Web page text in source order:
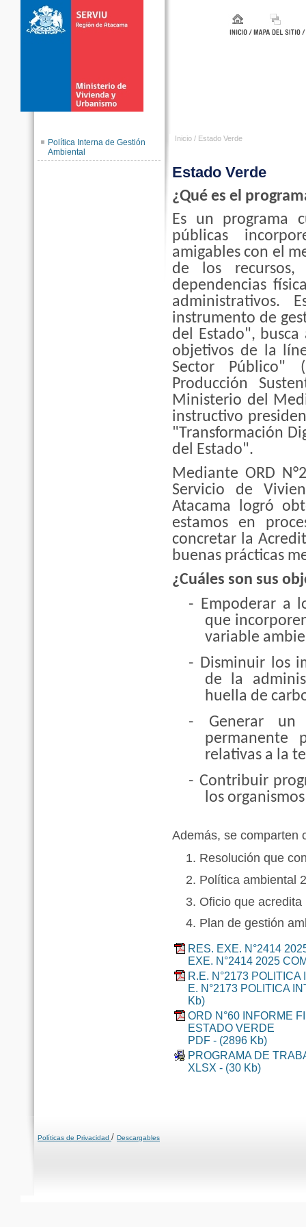
Política Interna de Gestión
Ambiental
Inicio / Estado Verde
Estado Verde
¿Qué es el
Es un programa
públicas
amigables con el
de los
dependencias
administrativos.
instrumento de
del Estado",
objetivos de la
Sector Público"
Producción
Ministerio del
instructivo
"Transformación
del Estado".
Mediante ORD
Servicio de
Atacama logró
estamos en
concretar la
buenas prácticas
¿Cuáles son sus
- Empoderar a
que
variable
- Disminuir los
de la
huella de
-
Generar
permanente
relativas a la
- Contribuir
los
Además, se comparten
Resolución que
Política ambiental
Oficio que
Plan de gestión
RES. EXE. N°2414
EXE. N°2414 2025
R.E. N°2173
E. N°2173 POLITICA
Kb)
ORD N°60 INFORME
ESTADO VERDE
PDF - (2896 Kb)
PROGRAMA DE
XLSX - (30 Kb)
Políticas de Privacidad / Descargables